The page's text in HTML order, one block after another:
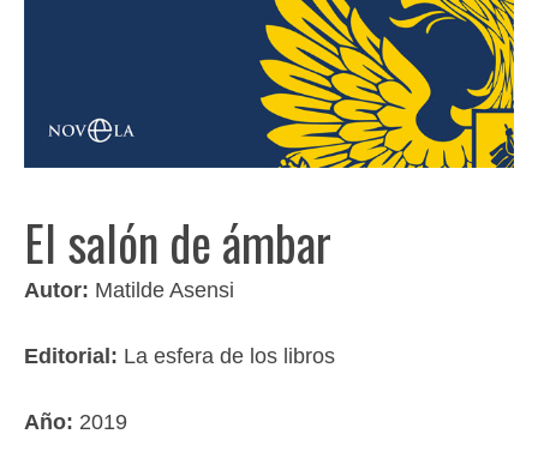
El salón de ámbar
Autor: Matilde Asensi
Editorial: La esfera de los libros
Año: 2019